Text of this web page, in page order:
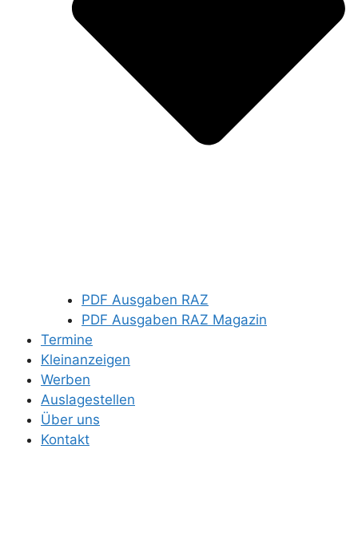
PDF Ausgaben RAZ
PDF Ausgaben RAZ Magazin
Termine
Kleinanzeigen
Werben
Auslagestellen
Über uns
Kontakt